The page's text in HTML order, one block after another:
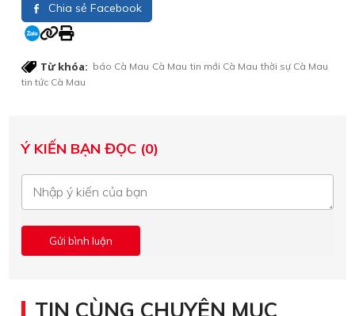
Chia sẻ Facebook
Từ khóa: báo Cà Mau Cà Mau tin mới Cà Mau thời sự Cà Mau
tin tức Cà Mau
Ý KIẾN BẠN ĐỌC (0)
TIN CÙNG CHUYÊN MỤC